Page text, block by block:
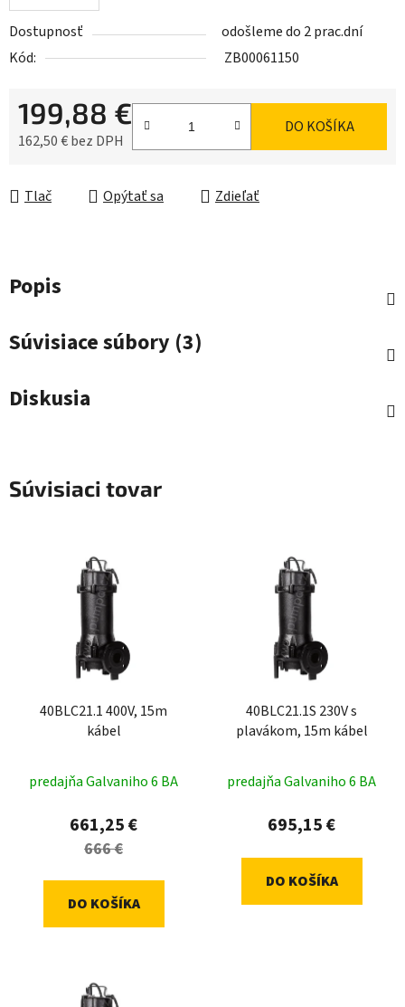
Dostupnosť
odošleme do 2 prac.dní
Kód:
ZB00061150
199,88 €
162,50 € bez DPH
DO KOŠÍKA
Tlač Opýtať sa Zdieľať
Popis
Súvisiace súbory (3)
Diskusia
Súvisiaci tovar
40BLC21.1 400V, 15m
kábel
predajňa Galvaniho 6 BA
661,25 €
666 €
DO KOŠÍKA
40BLC21.1S 230V s
plavákom, 15m kábel
predajňa Galvaniho 6 BA
695,15 €
DO KOŠÍKA